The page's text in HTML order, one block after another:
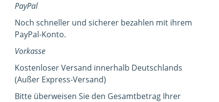
PayPal
Noch schneller und sicherer bezahlen mit ihrem
PayPal-Konto.
Vorkasse
Kostenloser Versand innerhalb Deutschlands
(Außer Express-Versand)
Bitte überweisen Sie den Gesamtbetrag Ihrer